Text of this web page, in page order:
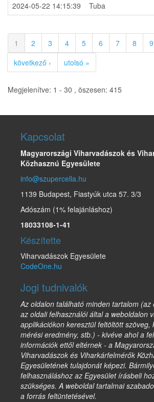
2024-05-22 14:15:39
Tuba
1 2 3 4 5 6 7 8 9
következő ›
utolsó »
Megjelenítve: 1 - 30 , öszesen: 415
Kapcsolat
Magyarországi Viharvadászok és
Közhasznú Egyesülete
info@szupercella.hu
1139 Budapest, Fiastyúk utca 57. 3/3
Adószám (1% felajánláshoz)
18033108-1-41
Készítette
Viharvadászok Egyesülete
CodeOne.hu
Jogi tudnivalók
Az oldalon található minden tartalom (az
az oldali felhasználói által a weboldalon
applikációkon keresztül feltöltött szöveg,
mérési eredmény, stb.) - kivéve ahol a
információk ettől eltérnek - a
Viharvadászok és Viharkárfelmérők
Egyesületének tulajdonát képezi.
felhasználáshoz az Egyesület írásbeli
szükséges. A weboldal tartalmai
a forrás feltüntetésével.